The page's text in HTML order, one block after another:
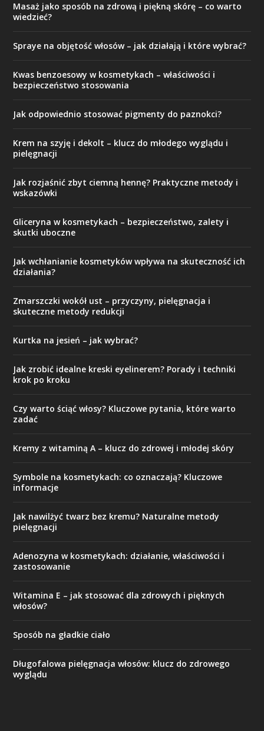
Masaż jako sposób na zdrową i piękną skórę – co warto
wiedzieć?
Spraye na objętość włosów – jak działają i które wybrać?
Kwas benzoesowy w kosmetykach – właściwości i
bezpieczeństwo stosowania
Jak odpowiednio stosować pigmenty do paznokci?
Krem na szyję i dekolt – klucz do młodego wyglądu i
pielęgnacji
Jak rozjaśnić zbyt ciemną hennę? Praktyczne metody i
wskazówki
Gliceryna w kosmetykach – bezpieczeństwo, zalety i
skutki uboczne
Jak wchłanianie kosmetyków wpływa na skuteczność ich
działania?
Zmarszczki wokół ust – przyczyny, pielęgnacja i
skuteczne metody redukcji
Kurtka na jesień – jak wybrać?
Jak zrobić idealne kreski eyelinerem? Porady i techniki
krok po kroku
Czy warto ściąć włosy? Kluczowe pytania, które warto
zadać
Kremy z witaminą A – klucz do zdrowej i młodej skóry
Symbole na kosmetykach: co oznaczają? Kluczowe
informacje
Jak nawilżyć twarz bez kremu? Naturalne metody
pielęgnacji
Adenozyna w kosmetykach: działanie, właściwości i
zastosowanie
Witamina E – jak stosować dla zdrowych i pięknych
włosów?
Sposób na gładkie ciało
Długofalowa pielęgnacja włosów: klucz do zdrowego
wyglądu